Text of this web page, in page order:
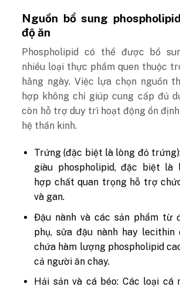
Nguồn bổ sung
độ ăn
Phospholipid có thể được bổ
nhiều loại thực phẩm quen thuộc
hằng ngày. Việc lựa chọn nguồn
hợp không chỉ giúp cung cấp đủ
còn hỗ trợ duy trì hoạt động ổn
hệ thần kinh.
Trứng (đặc biệt là lòng đỏ
giàu phospholipid, đặc biệt là
hợp chất quan trọng hỗ trợ
và gan.
Đậu nành và các sản phẩm từ
phụ, sữa đậu nành hay lecithin
chứa hàm lượng phospholipid
cả người ăn chay.
Hải sản và cá béo: Các loại cá